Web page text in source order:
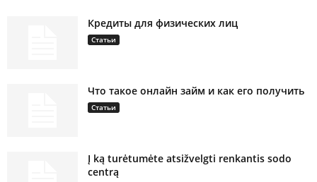
Кредиты для физических лиц
Статьи
Что такое онлайн займ и как его получить
Статьи
Į ką turėtumėte atsižvelgti renkantis sodo
centrą